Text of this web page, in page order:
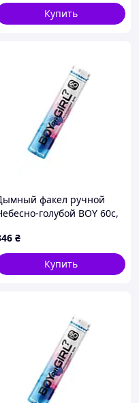
Купить
факел ручной
голубой BOY 60с,
₴
Купить